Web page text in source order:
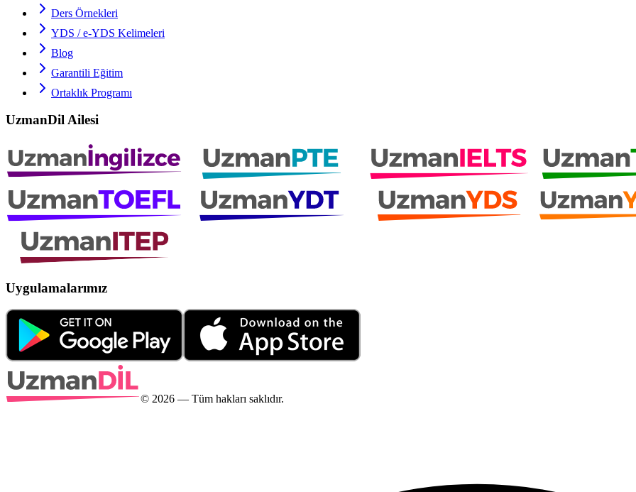
Ders Örnekleri
YDS / e-YDS Kelimeleri
Blog
Garantili Eğitim
Ortaklık Programı
UzmanDil Ailesi
Uygulamalarımız
© 2026 — Tüm hakları saklıdır.